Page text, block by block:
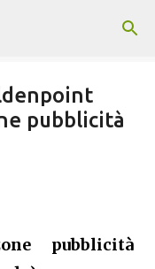
pubblicità
pubblicità